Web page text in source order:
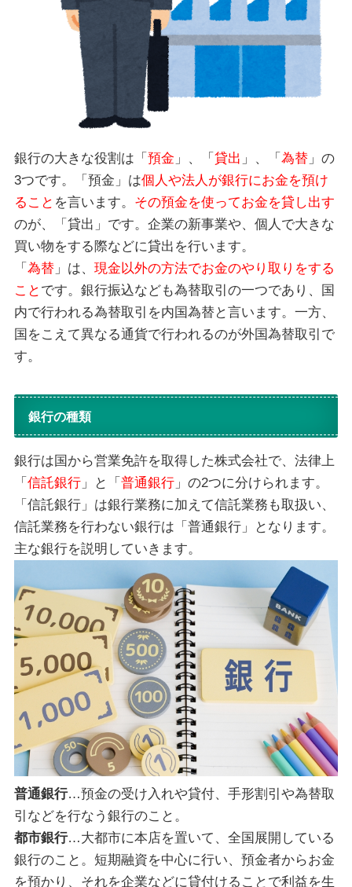
銀行の大きな役割は「 預金 」、「 貸出 」、「 為替」の
3つです。「預金」は個人や法人が銀行にお金を預け
ること を言います。 その預金を使ってお金を貸し出す
のが、「貸出」です。企業の新事業や、個人で大きな
買い物をする際などに貸出を行います。
「 為替」は、 現金以外の方法でお金のやり取りをする
こと です。銀行振込なども為替取引の一つであり、国
内で行われる為替取引を内国為替と言います。一方、
国をこえて異なる通貨で行われるのが外国為替取引で
す。
銀行の種類
銀行は国から営業免許を取得した株式会社で、法律上
「 信託銀行」と「 普通銀行」の2つに分けられます。
「信託銀行」は銀行業務に加えて信託業務も取扱い、
信託業務を行わない銀行は「普通銀行」となります。
主な銀行を説明していきます。
普通銀行…預金の受け入れや貸付、手形割引や為替取
引などを行なう銀行のこと。
都市銀行…大都市に本店を置いて、全国展開している
銀行のこと。短期融資を中心に行い、預金者からお金
を預かり、それを企業などに貸付けることで利益を生